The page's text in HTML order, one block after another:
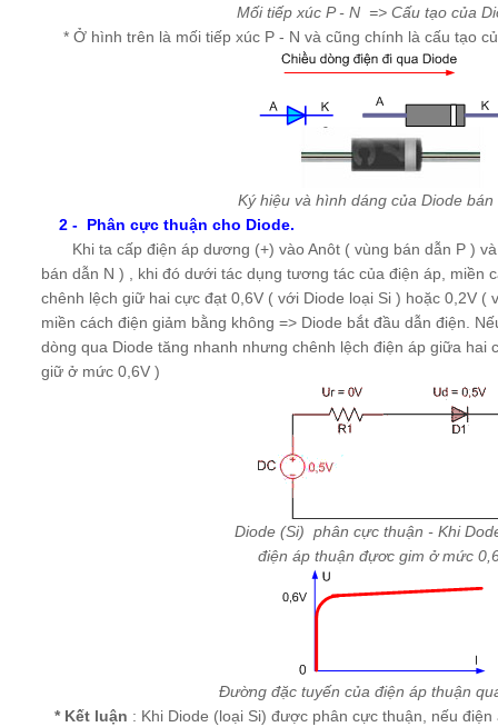
Mối tiếp xúc P - N => Cấu tạo của
* Ở hình trên là mối tiếp xúc P - N và cũng chính là cấu tạo
Ký hiệu và hình dáng của Diode bán
2 - Phân cực thuận cho Diode.
Khi ta cấp điện áp dương (+) vào Anôt ( vùng bán dẫn P )
bán dẫn N ) , khi đó dưới tác dụng tương tác của điện áp, miền
chênh lệch giữ hai cực đạt 0,6V ( với Diode loại Si ) hoặc 0,2V (
miền cách điện giảm bằng không => Diode bắt đầu dẫn điện.
dòng qua Diode tăng nhanh nhưng chênh lệch điện áp giữa hai
giữ ở mức 0,6V )
Diode (Si) phân cực thuận - Khi
điện áp thuận đựơc gim ở mức
Đường đặc tuyến của điện áp thuận
* Kết luận : Khi Diode (loại Si) được phân cực thuận, nếu